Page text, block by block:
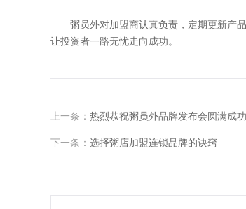
粥员外对加盟商认真负责，定期更新产品
让投资者一路无忧走向成功。
上一条： 热烈恭祝粥员外品牌发布会圆满成功
下一条： 选择粥店加盟连锁品牌的诀窍